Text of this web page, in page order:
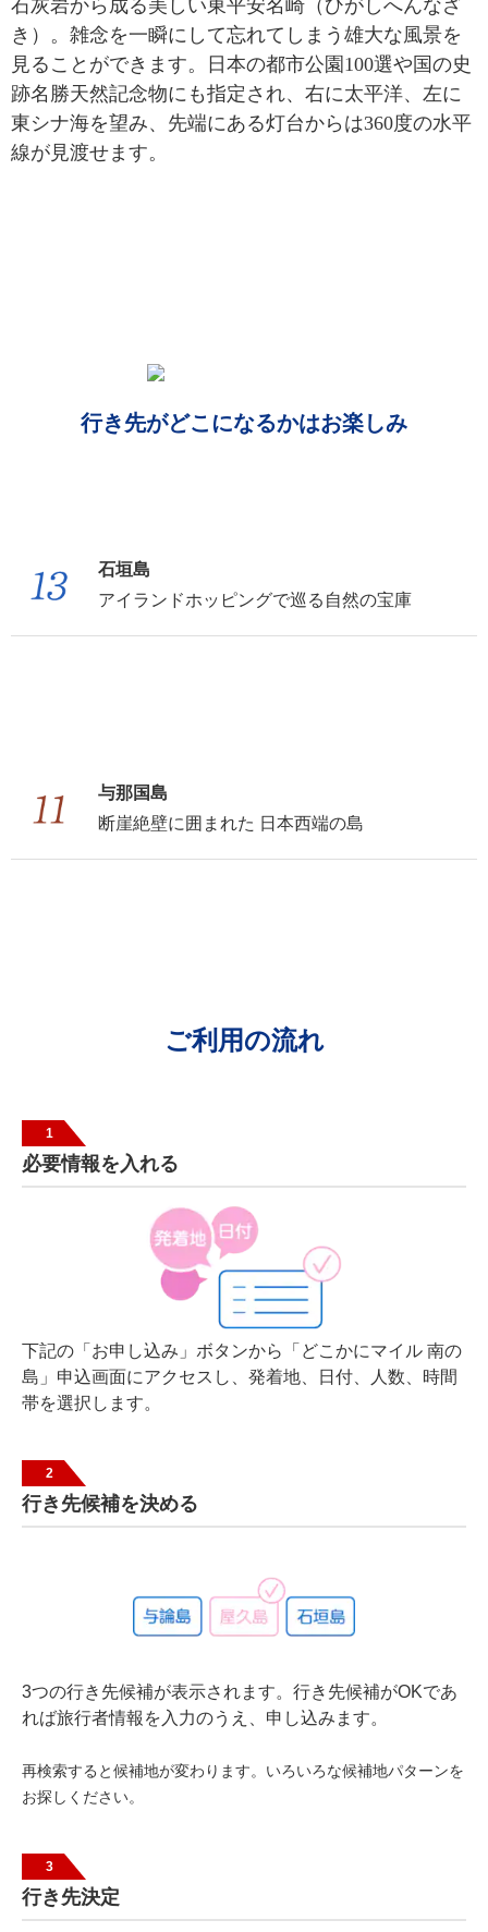
石灰岩から成る美しい東平安名崎（ひがしへんなざ
き）。雑念を一瞬にして忘れてしまう雄大な風景を
見ることができます。日本の都市公園100選や国の史
跡名勝天然記念物にも指定され、右に太平洋、左に
東シナ海を望み、先端にある灯台からは360度の水平
線が見渡せます。
行き先がどこになるかはお楽しみ
石垣島
アイランドホッピングで巡る自然の宝庫
与那国島
断崖絶壁に囲まれた 日本西端の島
ご利用の流れ
1
必要情報を入れる
下記の「お申し込み」ボタンから「どこかにマイル 南の
島」申込画面にアクセスし、発着地、日付、人数、時間
帯を選択します。
2
行き先候補を決める
3つの行き先候補が表示されます。行き先候補がOKであ
れば旅行者情報を入力のうえ、申し込みます。
再検索すると候補地が変わります。いろいろな候補地パターンを
お探しください。
3
行き先決定